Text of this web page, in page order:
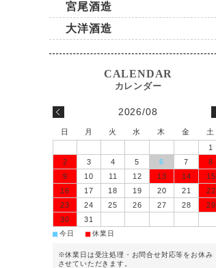
宮尾酒造
大洋酒造
2026/08
日 月 火 水 木 金
土
1
2
3 4 5 6 7
8
9
10 11 12 13 14
15
16
17 18 19 20 21
22
23
24 25 26 27 28
29
30
31
■今日 ■ 休業日
※休業日は受注処理・お問合せ対応等をお休み
させていただきます。